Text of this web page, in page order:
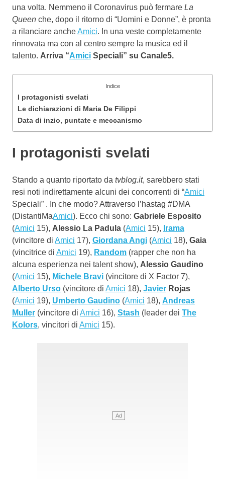
una volta. Nemmeno il Coronavirus può fermare La
Queen che, dopo il ritorno di “Uomini e Donne”, è pronta
a rilanciare ancheAmici. In una veste completamente
rinnovata ma con al centro sempre la musica ed il
talento. Arriva “Amici Speciali” su Canale5.
Indice
I protagonisti svelati
Le dichiarazioni di Maria De Filippi
Data di inzio, puntate e meccanismo
I protagonisti svelati
Stando a quanto riportato da tvblog.it, sarebbero stati
resi noti indirettamente alcuni dei concorrenti di “Amici
Speciali” . In che modo? Attraverso l’hastag #DMA
(DistantiMaAmici). Ecco chi sono: Gabriele Esposito
(Amici 15), Alessio La Padula (Amici 15), Irama
(vincitore di Amici 17), Giordana Angi (Amici 18), Gaia
(vincitrice di Amici 19), Random (rapper che non ha
alcuna esperienza nei talent show), Alessio Gaudino
(Amici 15), Michele Bravi (vincitore di X Factor 7),
Alberto Urso (vincitore di Amici 18), Javier Rojas
(Amici 19), Umberto Gaudino (Amici 18), Andreas
Muller (vincitore di Amici 16), Stash (leader dei The
Kolors, vincitori di Amici 15).